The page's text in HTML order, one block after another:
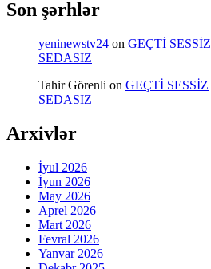
Son şərhlər
yeninewstv24 on GEÇTİ SESSİZ
SEDASIZ
Tahir Görenli on GEÇTİ SESSİZ
SEDASIZ
Arxivlər
İyul 2026
İyun 2026
May 2026
Aprel 2026
Mart 2026
Fevral 2026
Yanvar 2026